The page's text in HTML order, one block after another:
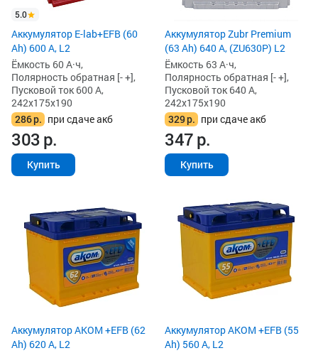
5.0
Аккумулятор E-lab+EFB (60
Ah) 600 А, L2
Ёмкость 60 А·ч,
Полярность обратная [- +],
Пусковой ток 600 А,
242x175x190
286р. при сдаче акб
303р.
Купить
Аккумулятор Zubr Premium
(63 Ah) 640 А, (ZU630P) L2
Ёмкость 63 А·ч,
Полярность обратная [- +],
Пусковой ток 640 А,
242x175x190
329р. при сдаче акб
347р.
Купить
Аккумулятор AKOM +EFB (62
Ah) 620 А, L2
Аккумулятор AKOM +EFB (55
Ah) 560 А, L2